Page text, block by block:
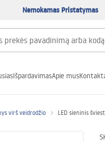
Nemokamas Pristatymas
IšpardavimasApie mus
virš veidrodžio LED sieninis